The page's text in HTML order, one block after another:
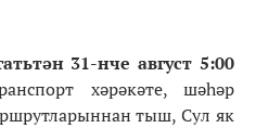
31-нче август 5:00
хәрәкәте, шәһәр
тыш, Сул як